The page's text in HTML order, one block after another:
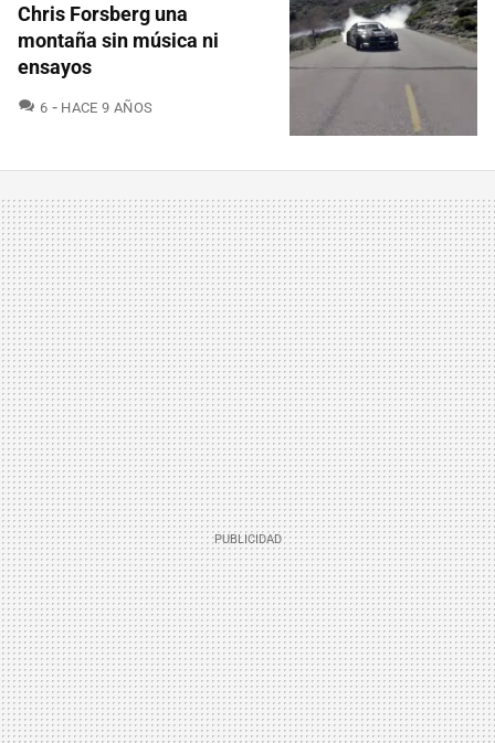
Chris Forsberg una
montaña sin música ni
ensayos
6 COMENTARIOS
HACE 9 AÑOS